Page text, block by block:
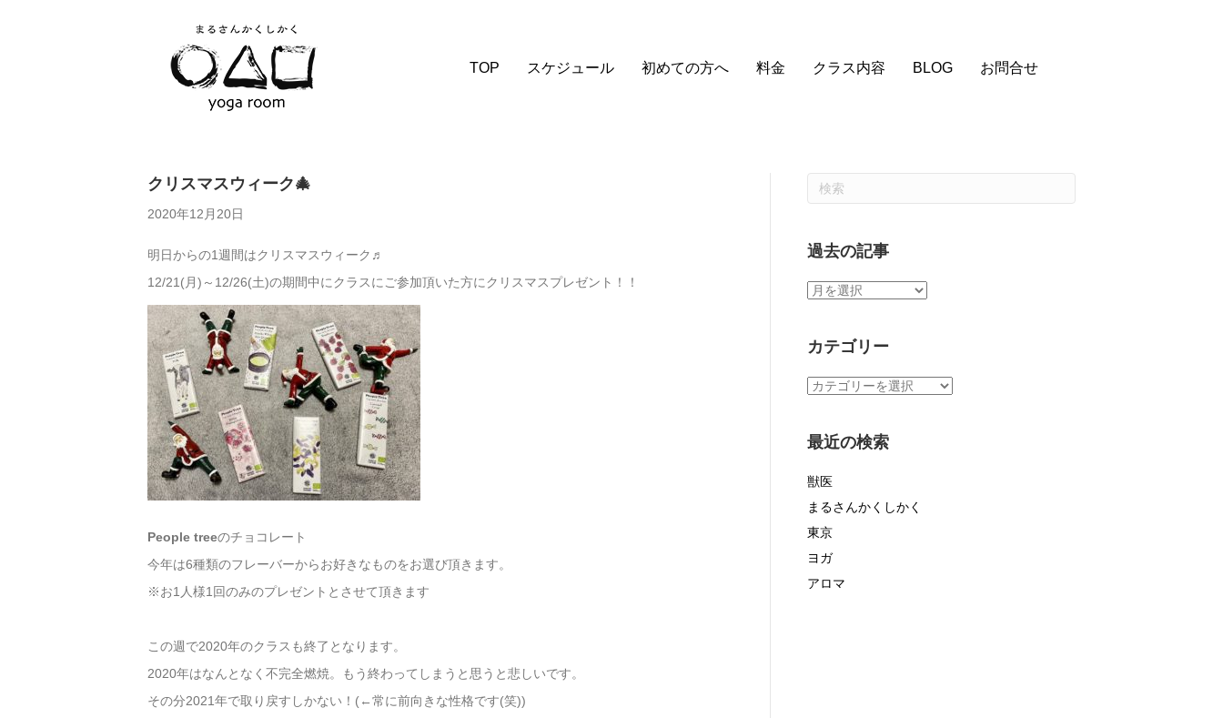
TOP スケジュール 初めての方へ 料金 クラス内容 BLOG お問合せ
クリスマスウィーク🎄
2020年12月20日
明日からの1週間はクリスマスウィーク♬
12/21(月)～12/26(土)の期間中にクラスにご参加頂いた方にクリスマスプレゼント！！
People treeのチョコレート
今年は6種類のフレーバーからお好きなものをお選び頂きます。
※お1人様1回のみのプレゼントとさせて頂きます
この週で2020年のクラスも終了となります。
2020年はなんとなく不完全燃焼。もう終わってしまうと思うと悲しいです。
その分2021年で取り戻すしかない！(←常に前向きな性格です(笑))
過去の記事
過
記
カテゴリー
カ
リ
最近の検索
獣医
まるさんかくしかく
東京
ヨガ
アロマ